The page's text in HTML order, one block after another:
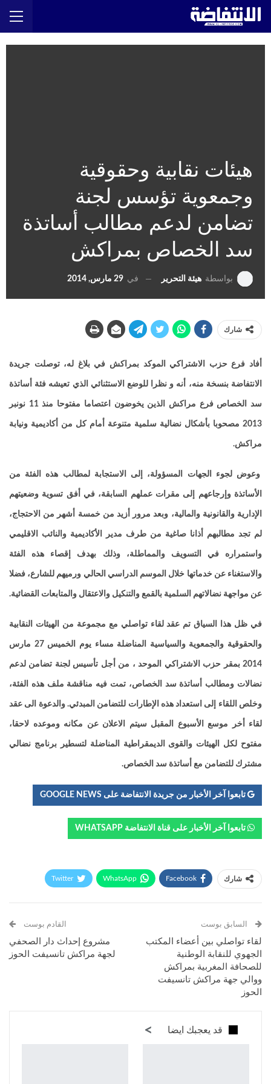
هيئات نقابية وحقوقية
وجمعوية تؤسس لجنة
تضامن لدعم مطالب أساتذة
سد الخصاص بمراكش
بواسطة هيئة التحرير في 29 مارس, 2014
شارك
أفاد فرع حزب الاشتراكي الموكد بمراكش في بلاغ له، توصلت جريدة
الانتفاضة بنسخة منه، أنه و نظرا للوضع الاستثنائي الذي تعيشه فئة أساتذة
سد الخصاص فرع مراكش الذين يخوضون اعتصاما مفتوحا منذ 11 نونبر
2013 مصحوبا بأشكال نضالية سلمية متنوعة أمام كل من أكاديمية ونيابة
مراكش.
وعوض لجوء الجهات المسؤولة، إلى الاستجابة لمطالب هذه الفئة من
الأساتذة وإرجاعهم إلى مقرات عملهم السابقة، في أفق تسوية وضعيتهم
الإدارية والقانونية والمالية، وبعد مرور أزيد من خمسة أشهر من الاحتجاج،
لم تجد مطالبهم أذانا صاغية من طرف مدير الأكاديمية والنائب الاقليمي
واستمراره في التسويف والمماطلة، وذلك بهدف إقصاء هذه الفئة
والاستغناء عن خدماتها خلال الموسم الدراسي الحالي ورميهم للشارع، فضلا
عن مواجهة نضالاتهم السلمية بالقمع والتنكيل والاعتقال والمتابعات القضائية.
في ظل هذا السياق تم عقد لقاء تواصلي مع مجموعة من الهيئات النقابية
والحقوقية والجمعوية والسياسية المناضلة مساء يوم الخميس 27 مارس
2014 بمقر حزب الاشتراكي الموحد ، من أجل تأسيس لجنة تضامن لدعم
نضالات ومطالب أساتذة سد الخصاص، تمت فيه مناقشة ملف هذه الفئة،
وخلص اللقاء إلى استعداد هذه الإطارات للتضامن المبدئي. والدعوة الى عقد
لقاء أخر موسع الأسبوع المقبل سيتم الاعلان عن مكانه وموعده لاحقا،
مفتوح لكل الهيئات والقوى الديمقراطية المناضلة لتسطير برنامج نضالي
مشترك للتضامن مع أساتذة سد الخصاص.
تابعوا آخر الأخبار من جريدة الانتفاضة على GOOGLE NEWS
تابعوا آخر الأخبار على قناة الانتفاضة WHATSAPP
شارك Facebook
WhatsApp
Twitter
السابق بوست
لقاء تواصلي بين أعضاء المكتب
الجهوي للنقابة الوطنية
للصحافة المغربية بمراكش
ووالي جهة مراكش تانسيفت
الحوز
القادم بوست
مشروع إحداث دار الصحفي
لجهة مراكش تانسيفت الحوز
قد يعجبك ايضا